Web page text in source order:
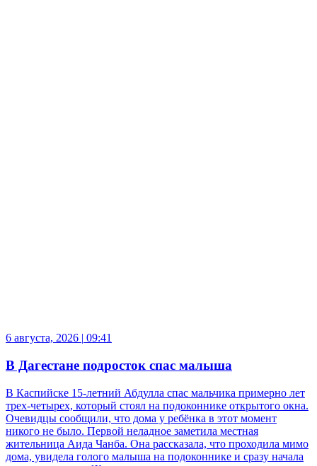
6 августа, 2026 | 09:41
В Дагестане подросток спас малыша
В Каспийске 15-летний Абдулла спас мальчика примерно лет
трех-четырех, который стоял на подоконнике открытого окна.
Очевидцы сообщили, что дома у ребёнка в этот момент
никого не было. Первой неладное заметила местная
жительница Аида Чанба. Она рассказала, что проходила мимо
дома, увидела голого малыша на подоконнике и сразу начала